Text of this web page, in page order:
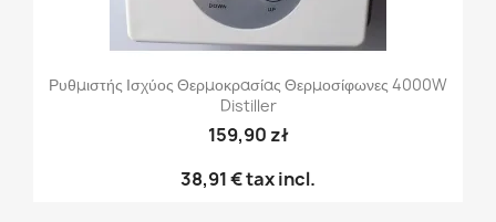
Ρυθμιστής Ισχύος Θερμοκρασίας Θερμοσίφωνες 4000W
Distiller
159,90 zł
38,91 €tax incl.